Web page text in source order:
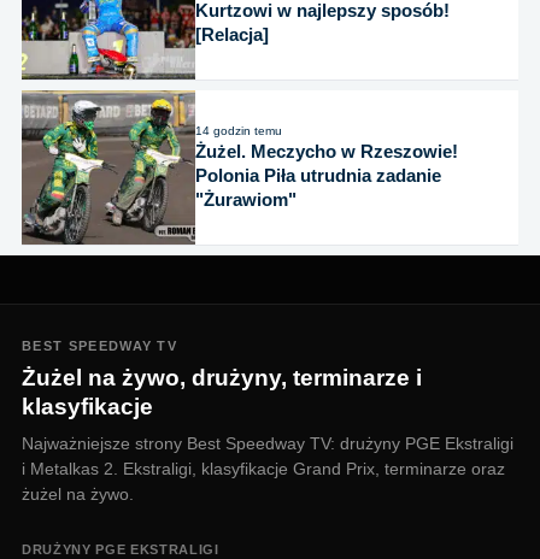
Kurtzowi w najlepszy sposób!
[Relacja]
14 godzin temu
Żużel. Meczycho w Rzeszowie!
Polonia Piła utrudnia zadanie
"Żurawiom"
BEST SPEEDWAY TV
Żużel na żywo, drużyny, terminarze i
klasyfikacje
Najważniejsze strony Best Speedway TV: drużyny PGE Ekstraligi
i Metalkas 2. Ekstraligi, klasyfikacje Grand Prix, terminarze oraz
żużel na żywo.
DRUŻYNY PGE EKSTRALIGI